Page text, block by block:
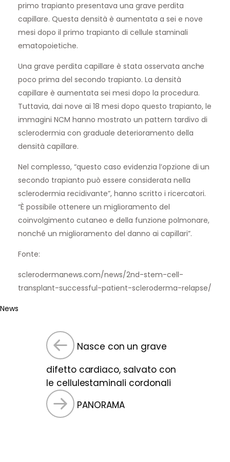
primo trapianto presentava una grave perdita
capillare. Questa densità è aumentata a sei e nove
mesi dopo il primo trapianto di cellule staminali
ematopoietiche.
Una grave perdita capillare è stata osservata anche
poco prima del secondo trapianto. La densità
capillare è aumentata sei mesi dopo la procedura.
Tuttavia, dai nove ai 18 mesi dopo questo trapianto, le
immagini NCM hanno mostrato un pattern tardivo di
sclerodermia con graduale deterioramento della
densità capillare.
Nel complesso, “questo caso evidenzia l’opzione di un
secondo trapianto può essere considerata nella
sclerodermia recidivante”, hanno scritto i ricercatori.
“È possibile ottenere un miglioramento del
coinvolgimento cutaneo e della funzione polmonare,
nonché un miglioramento del danno ai capillari”.
Fonte:
sclerodermanews.com/news/2nd-stem-cell-
transplant-successful-patient-scleroderma-relapse/
News
Nasce con un grave
difetto cardiaco, salvato con
le cellulestaminali cordonali
PANORAMA